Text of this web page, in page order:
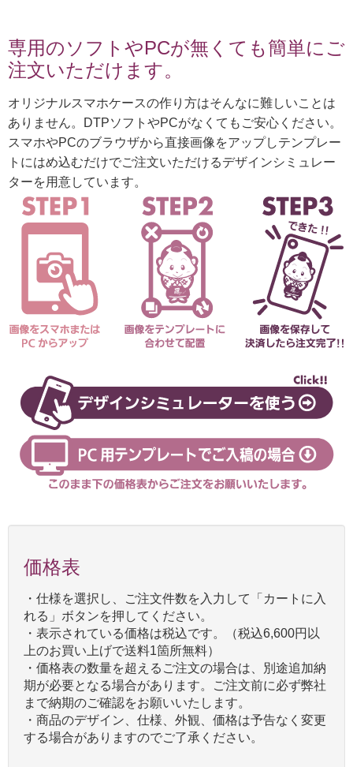
専用のソフトやPCが無くても簡単にご
注文いただけます。
オリジナルスマホケースの作り方はそんなに難しいことは
ありません。DTPソフトやPCがなくてもご安心ください。
スマホやPCのブラウザから直接画像をアップしテンプレー
トにはめ込むだけでご注文いただけるデザインシミュレー
ターを用意しています。
価格表
・仕様を選択し、ご注文件数を入力して「カートに入
れる」ボタンを押してください。
・表示されている価格は税込です。（税込6,600円以
上のお買い上げで送料1箇所無料）
・価格表の数量を超えるご注文の場合は、別途追加納
期が必要となる場合があります。ご注文前に必ず弊社
まで納期のご確認をお願いいたします。
・商品のデザイン、仕様、外観、価格は予告なく変更
する場合がありますのでご了承ください。